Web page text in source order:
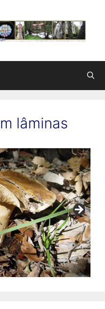
lâminas